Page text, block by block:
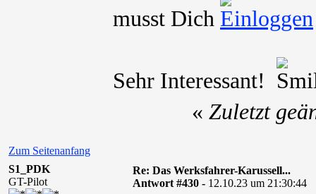
musst Dich
Sehr Interessant!
Zum Seitenanfang
« Zuletzt
S1_PDK
GT-Pilot
Re: Das Werksfahrer-Karussell...
Antwort #430 - 12.10.23 um 21:30:44